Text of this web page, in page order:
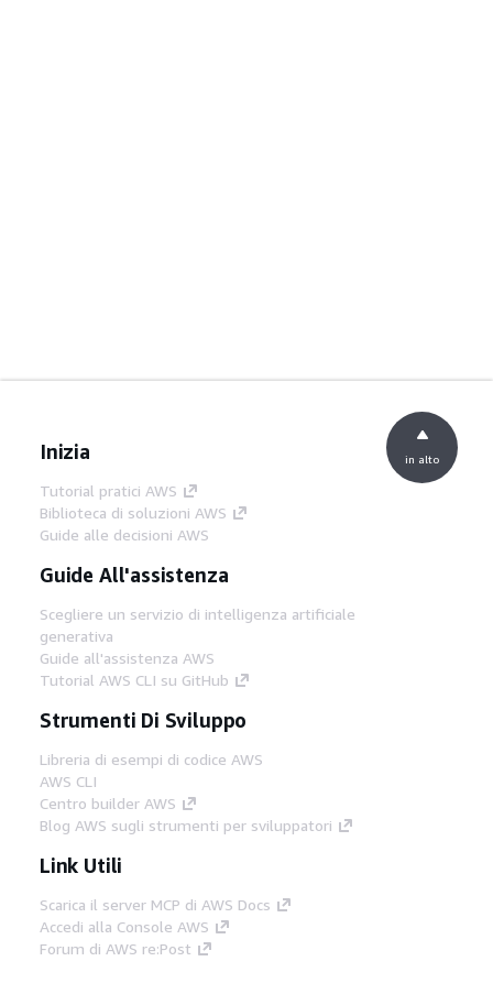
Inizia
Tutorial pratici AWS
Biblioteca di soluzioni AWS
Guide alle decisioni AWS
Guide All'assistenza
Scegliere un servizio di intelligenza artificiale
generativa
Guide all'assistenza AWS
Tutorial AWS CLI su GitHub
Strumenti Di Sviluppo
Libreria di esempi di codice AWS
AWS CLI
Centro builder AWS
Blog AWS sugli strumenti per sviluppatori
Link Utili
Scarica il server MCP di AWS Docs
Accedi alla Console AWS
Forum di AWS re:Post
in alto